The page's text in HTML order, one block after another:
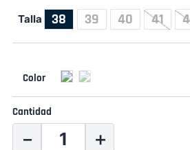
Talla 38 39 40 41
Cantidad
＋
－